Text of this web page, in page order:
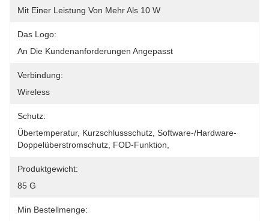
Mit Einer Leistung Von Mehr Als 10 W
Das Logo:
An Die Kundenanforderungen Angepasst
Verbindung:
Wireless
Schutz:
Übertemperatur, Kurzschlussschutz, Software-/Hardware-
Doppelüberstromschutz, FOD-Funktion,
Produktgewicht:
85 G
Min Bestellmenge: